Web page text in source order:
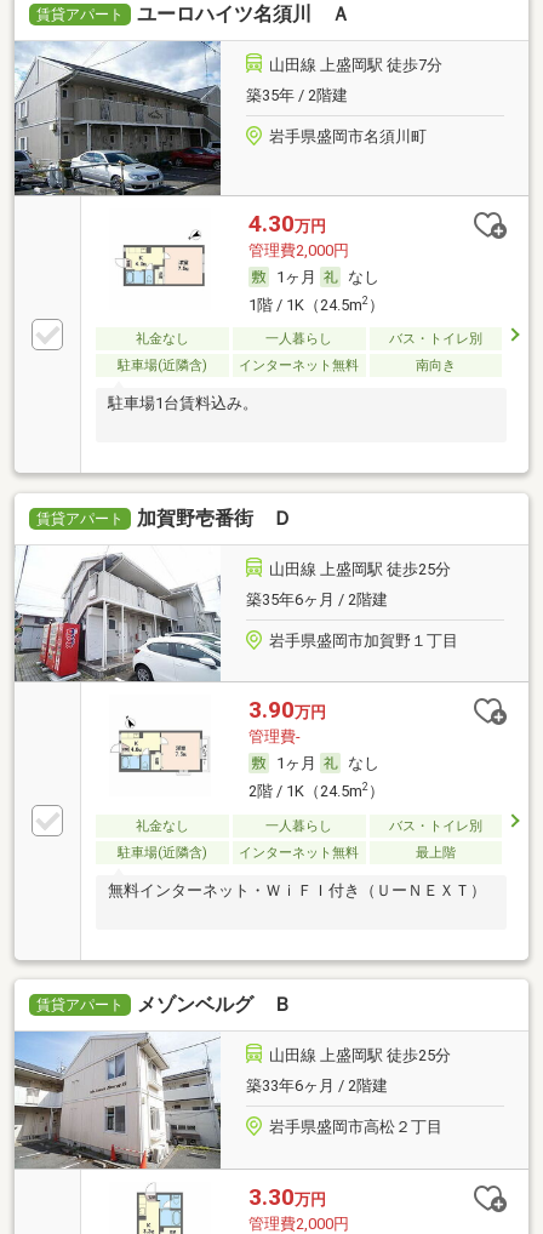
賃貸アパート ユーロハイツ名須川 Ａ
山田線 上盛岡駅 徒歩7分
築35年 / 2階建
岩手県盛岡市名須川町
4.30万円
管理費2,000円
1ヶ月
なし
1階 / 1K（24.5m2）
礼金なし 一人暮らし
バス・トイレ別
駐車場(近隣含)
インターネット無料 南向き
駐車場1台賃料込み。
賃貸アパート 加賀野壱番街 Ｄ
山田線 上盛岡駅 徒歩25分
築35年6ヶ月 / 2階建
岩手県盛岡市加賀野１丁目
3.90万円
管理費-
1ヶ月
なし
2階 / 1K（24.5m2）
礼金なし 一人暮らし
バス・トイレ別
駐車場(近隣含)
インターネット無料 最上階
無料インターネット・ＷｉＦＩ付き（ＵーＮＥＸＴ）
賃貸アパート メゾンベルグ Ｂ
山田線 上盛岡駅 徒歩25分
築33年6ヶ月 / 2階建
岩手県盛岡市高松２丁目
3.30万円
管理費2,000円